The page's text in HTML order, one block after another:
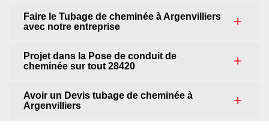
Faire le Tubage de cheminée à Argenvilliers
avec notre entreprise
Projet dans la Pose de conduit de
cheminée sur tout 28420
Avoir un Devis tubage de cheminée à
Argenvilliers